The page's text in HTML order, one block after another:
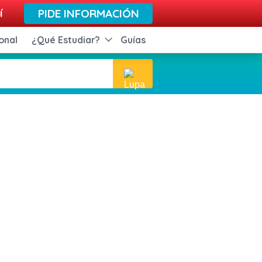
PIDE INFORMACIÓN
¿Qué Estudiar? Guías